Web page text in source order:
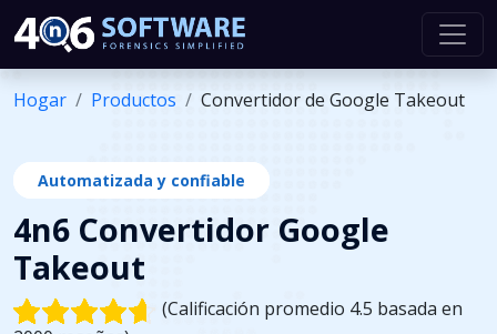
Hogar Productos Convertidor de Google Takeout
Automatizada y confiable
4n6 Convertidor Google
Takeout
(Calificación promedio 4.5 basada en